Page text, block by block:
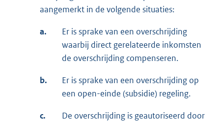
aangemerkt in de volgende situaties:
a.
Er is sprake van een overschrijding
waarbij direct gerelateerde inkomsten
de overschrijding compenseren.
b.
Er is sprake van een overschrijding op
een open-einde (subsidie) regeling.
c.
De overschrijding is geautoriseerd door